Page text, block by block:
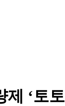
‘토